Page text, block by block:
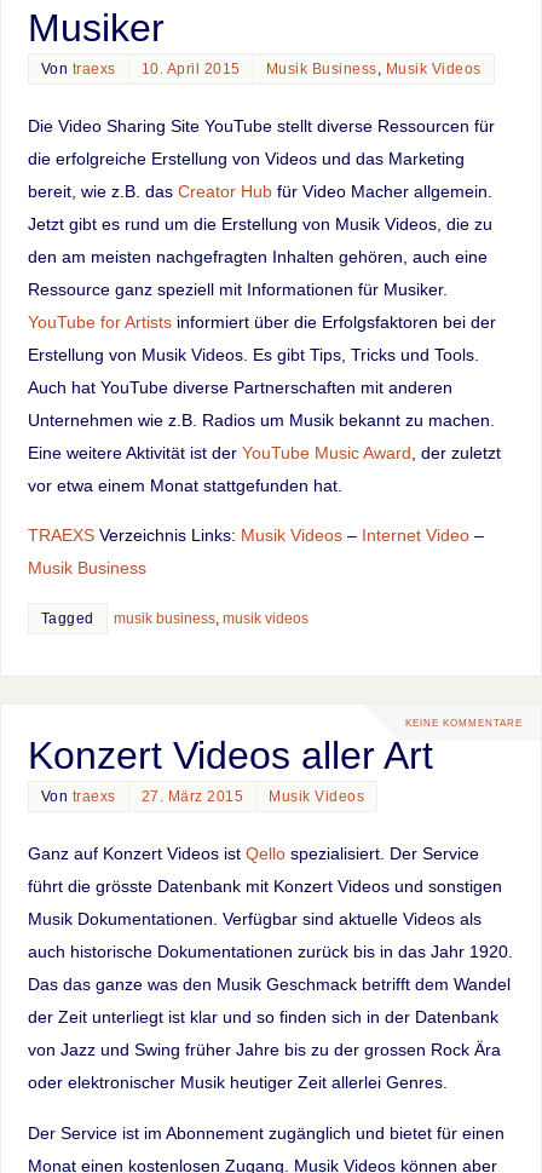
Musiker
Von traexs 10. April 2015 Musik Business Musik Videos
Die Video Sharing Site YouTube stellt diverse Ressourcen für
die erfolgreiche Erstellung von Videos und das Marketing
bereit, wie z.B. das Creator Hubfür Video Macher allgemein.
Jetzt gibt es rund um die Erstellung von Musik Videos, die zu
den am meisten nachgefragten Inhalten gehören, auch eine
Ressource ganz speziell mit Informationen für Musiker.
YouTube for Artistsinformiert über die Erfolgsfaktoren bei der
Erstellung von Musik Videos. Es gibt Tips, Tricks und Tools.
Auch hat YouTube diverse Partnerschaften mit anderen
Unternehmen wie z.B. Radios um Musik bekannt zu machen.
Eine weitere Aktivität ist der YouTube Music Award , der zuletzt
vor etwa einem Monat stattgefunden hat.
TRAEXSVerzeichnis Links: Musik Videos– Internet Video–
Musik Business
Tagged musik business, musik videos
KEINE KOMMENTARE
Konzert Videos aller Art
Von traexs 27. März 2015 Musik Videos
Ganz auf Konzert Videos ist Qellospezialisiert. Der Service
führt die grösste Datenbank mit Konzert Videos und sonstigen
Musik Dokumentationen. Verfügbar sind aktuelle Videos als
auch historische Dokumentationen zurück bis in das Jahr 1920.
Das das ganze was den Musik Geschmack betrifft dem Wandel
der Zeit unterliegt ist klar und so finden sich in der Datenbank
von Jazz und Swing früher Jahre bis zu der grossen Rock Ära
oder elektronischer Musik heutiger Zeit allerlei Genres.
Der Service ist im Abonnement zugänglich und bietet für einen
Monat einen kostenlosen Zugang. Musik Videos können aber